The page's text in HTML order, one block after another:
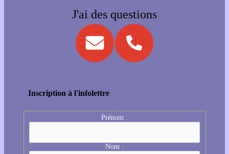
J'ai des questions
Inscription à l'infolettre
Prénom :
Nom :